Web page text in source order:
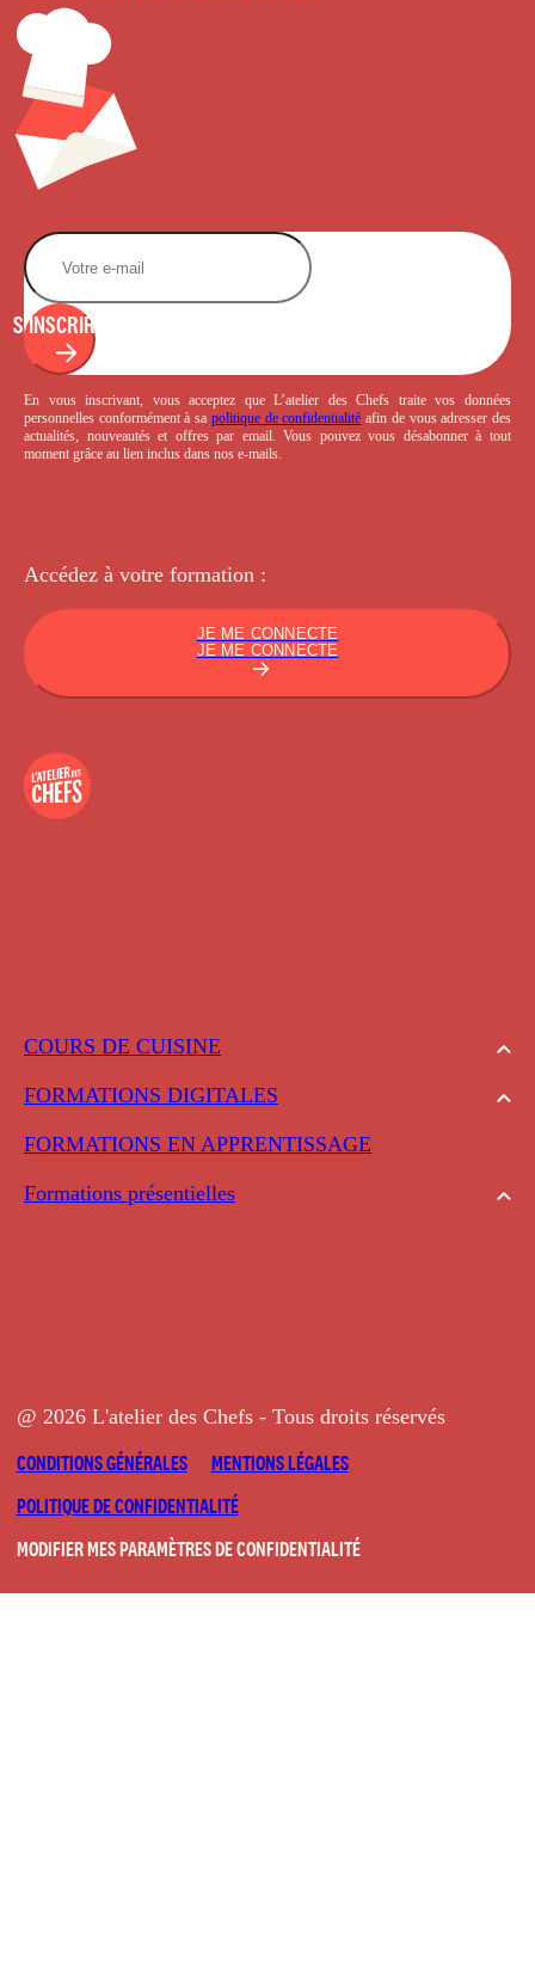
COURS DE CUISINE
FORMATIONS DIGITALES
FORMATIONS EN APPRENTISSAGE
Formations présentielles
S'INSCRIRE
En vous inscrivant, vous acceptez que L’atelier des Chefs traite vos données
personnelles conformément à sa politique de confidentialité afin de vous adresser des
actualités, nouveautés et offres par email. Vous pouvez vous désabonner à tout
moment grâce au lien inclus dans nos e-mails.
Accédez à votre formation :
JE ME CONNECTE
JE ME CONNECTE
@ 2026 L'atelier des Chefs - Tous droits réservés
CONDITIONS GÉNÉRALES
MENTIONS LÉGALES
POLITIQUE DE CONFIDENTIALITÉ
MODIFIER MES PARAMÈTRES DE CONFIDENTIALITÉ